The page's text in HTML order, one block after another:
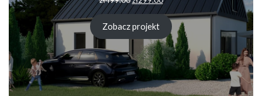
cena
zł499.00.
cena
wynosi:
zł299.00.
Zobacz projekt